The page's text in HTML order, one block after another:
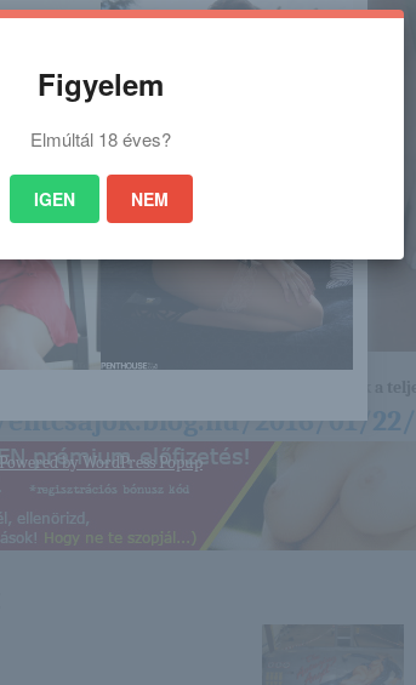
2016/01/22/
Powered byWordPress Popup
Figyelem
Elmúltál 18 éves?
IGEN NEM